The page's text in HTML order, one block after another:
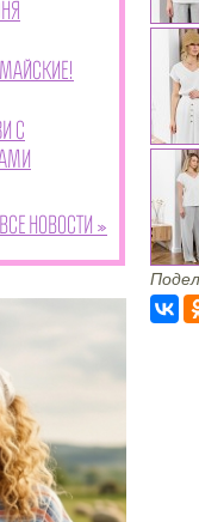
с
Все новости »